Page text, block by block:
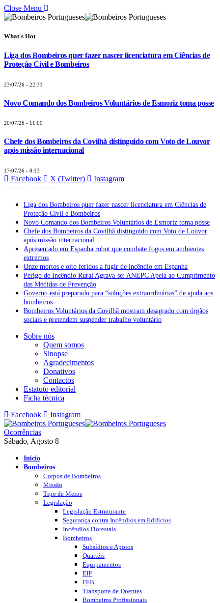
Close Menu
What's Hot
Liga dos Bombeiros quer fazer nascer licenciatura em Ciências de
Proteção Civil e Bombeiros
23/07/26 - 22:31
Novo Comando dos Bombeiros Voluntários de Esmoriz toma posse
20/07/26 - 11:09
Chefe dos Bombeiros da Covilhã distinguido com Voto de Louvor
após missão internacional
17/07/26 - 0:13
Facebook X (Twitter) Instagram
Liga dos Bombeiros quer fazer nascer licenciatura em Ciências de
Proteção Civil e Bombeiros
Novo Comando dos Bombeiros Voluntários de Esmoriz toma posse
Chefe dos Bombeiros da Covilhã distinguido com Voto de Louvor
após missão internacional
Apresentado em Espanha robot que combate fogos em ambientes
extremos
Onze mortos e oito feridos a fugir de incêndio em Espanha
Perigo de Incêndio Rural Agrava-se: ANEPC Apela ao Cumprimento
das Medidas de Prevenção
Governo está preparado para “soluções extraordinárias” de ajuda aos
bombeiros
Bombeiros Voluntários da Covilhã mostram desagrado com órgãos
sociais e pretendem suspender trabalho voluntário
Sobre nós
Quem somos
Sinopse
Agradecimentos
Donativos
Contactos
Estatuto editorial
Ficha técnica
Facebook
Instagram
Ocorrências
Sábado, Agosto 8
Início
Bombeiros
Corpos de Bombeiros
Missão
Tipo de Meios
Legislação
Legislação Estruturante
Segurança contra Incêndios em Edificios
Incêndios Florestais
Bombeiros
Subsídios e Apoios
Quartéis
Equipamentos
EIP
FEB
Transporte de Doentes
Bombeiros Profissionais